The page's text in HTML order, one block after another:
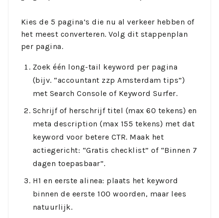
Kies de 5 pagina’s die nu al verkeer hebben of
het meest converteren. Volg dit stappenplan
per pagina.
Zoek één long-tail keyword per pagina
(bijv. “accountant zzp Amsterdam tips”)
met Search Console of Keyword Surfer.
Schrijf of herschrijf titel (max 60 tekens) en
meta description (max 155 tekens) met dat
keyword voor betere CTR. Maak het
actiegericht: “Gratis checklist” of “Binnen 7
dagen toepasbaar”.
H1 en eerste alinea: plaats het keyword
binnen de eerste 100 woorden, maar lees
natuurlijk.